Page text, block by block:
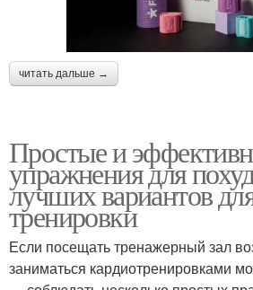
читать дальше →
Простые и
упражнения для
лучших вариантов
тренировки
Если посещать тренажерный зал
заниматься кардиотренировками